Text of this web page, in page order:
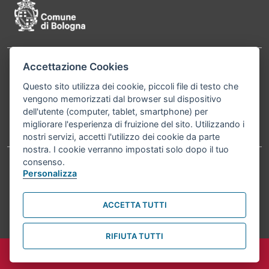
Contatti
Bologna P.Iva 01232710374 Cod. IBAN: IT 88 R
02008 02435 000020067156
Telefono:051203040
Accessibilità Carta dei valori
Informativa sul trattamento dei dati personali Note legali
© Comune di Bologna 2026. Tutti i diritti riservati.
Accettazione Cookies
Questo sito utilizza dei cookie, piccoli file di testo che
vengono memorizzati dal browser sul dispositivo
dell'utente (computer, tablet, smartphone) per
migliorare l'esperienza di fruizione del sito. Utilizzando i
nostri servizi, accetti l'utilizzo dei cookie da parte
nostra. I cookie verranno impostati solo dopo il tuo
consenso.
Personalizza
ACCETTA TUTTI
RIFIUTA TUTTI